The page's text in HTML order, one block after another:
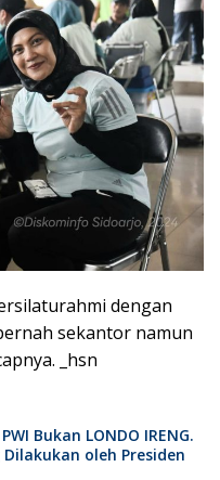
dengan
sekantor namun
_hsn
Bukan LONDO IRENG.
oleh Presiden